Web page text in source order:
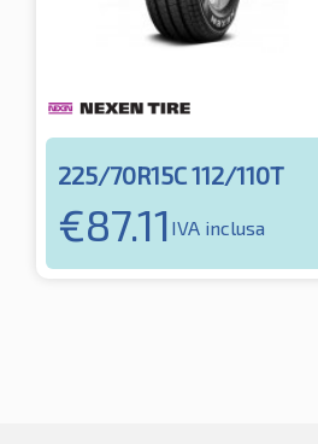
225/70R15C 112/110T
€87.11 IVA inclusa